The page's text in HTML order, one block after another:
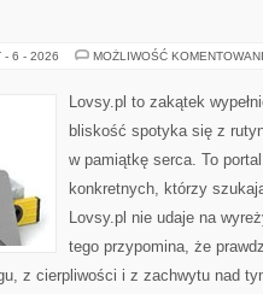
- 6 - 2026 MOŻLIWOŚĆ
Lovsy.pl to zakątek
bliskość spotyka się z
w pamiątkę serca. To
konkretnych, którzy
Lovsy.pl nie udaje na
tego przypomina, że
z cierpliwości i z zachwytu nad